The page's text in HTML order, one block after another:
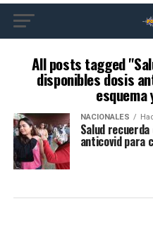
All posts tagged
disponibles dosis
NACIONALES
Salud
anticovid para